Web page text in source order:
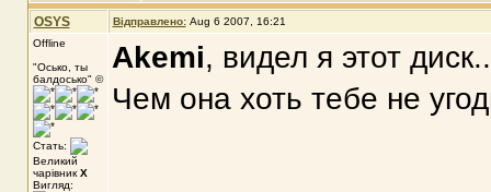
OSYS Відправлено: Aug 6 2007, 16:21
Offline
"Осько, ты
балдосько" ©
Стать:
Великий
чарівник X
Вигляд:
Akemi, видел я этот
Чем она хоть тебе не